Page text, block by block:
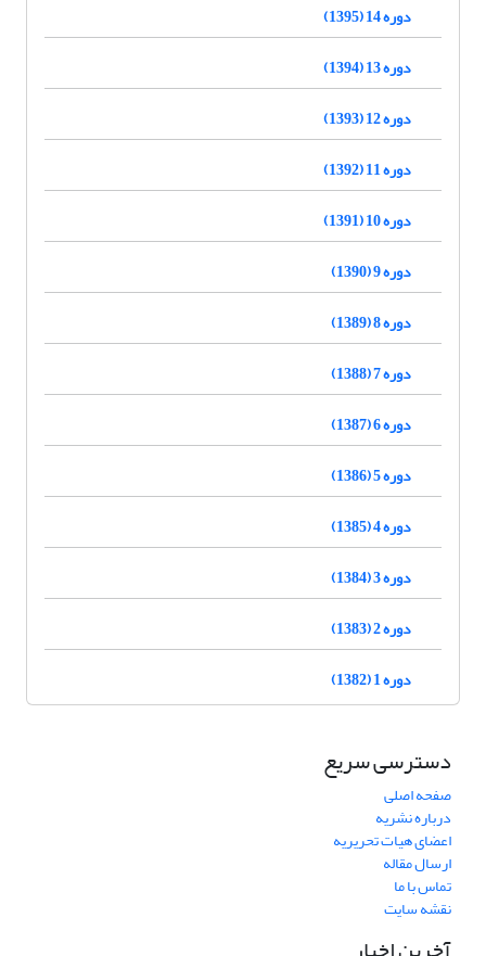
دوره 14 (1395)
دوره 13 (1394)
دوره 12 (1393)
دوره 11 (1392)
دوره 10 (1391)
دوره 9 (1390)
دوره 8 (1389)
دوره 7 (1388)
دوره 6 (1387)
دوره 5 (1386)
دوره 4 (1385)
دوره 3 (1384)
دوره 2 (1383)
دوره 1 (1382)
دسترسی سریع
صفحه اصلی
درباره نشریه
اعضای هیات تحریریه
ارسال مقاله
تماس با ما
نقشه سایت